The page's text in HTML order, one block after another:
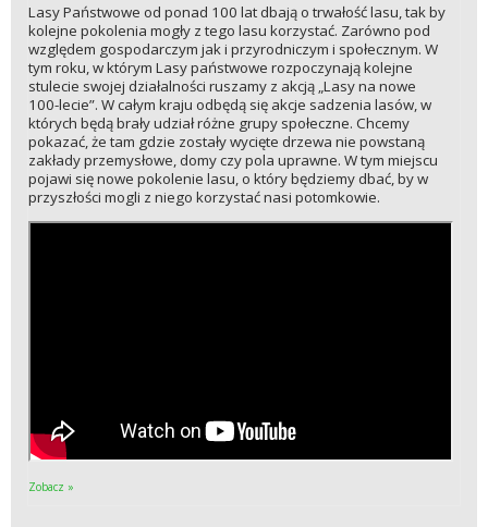
Lasy Państwowe od ponad 100 lat dbają o trwałość lasu, tak by
kolejne pokolenia mogły z tego lasu korzystać. Zarówno pod
względem gospodarczym jak i przyrodniczym i społecznym. W
tym roku, w którym Lasy państwowe rozpoczynają kolejne
stulecie swojej działalności ruszamy z akcją „Lasy na nowe
100-lecie”. W całym kraju odbędą się akcje sadzenia lasów, w
których będą brały udział różne grupy społeczne. Chcemy
pokazać, że tam gdzie zostały wycięte drzewa nie powstaną
zakłady przemysłowe, domy czy pola uprawne. W tym miejscu
pojawi się nowe pokolenie lasu, o który będziemy dbać, by w
przyszłości mogli z niego korzystać nasi potomkowie.
Zobacz »